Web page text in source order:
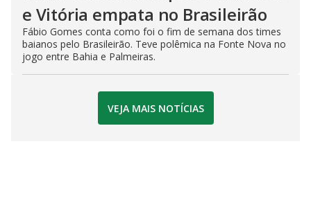
e Vitória empata no Brasileirão
Fábio Gomes conta como foi o fim de semana dos times
baianos pelo Brasileirão. Teve polêmica na Fonte Nova no
jogo entre Bahia e Palmeiras.
VEJA MAIS NOTÍCIAS